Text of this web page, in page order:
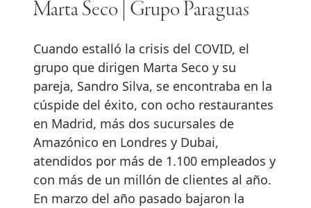
Marta Seco | Grupo Paraguas
Cuando estalló la crisis del COVID, el
grupo que dirigen Marta Seco y su
pareja, Sandro Silva, se encontraba en la
cúspide del éxito, con ocho restaurantes
en Madrid, más dos sucursales de
Amazónico en Londres y Dubai,
atendidos por más de 1.100 empleados y
con más de un millón de clientes al año.
En marzo del año pasado bajaron la